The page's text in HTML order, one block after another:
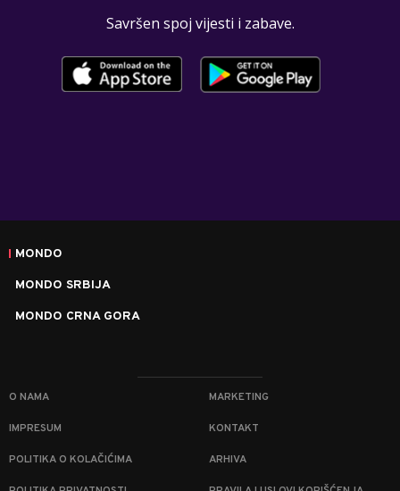
Savršen spoj vijesti i zabave.
MONDO
MONDO SRBIJA
MONDO CRNA GORA
O NAMA MARKETING
IMPRESUM KONTAKT
POLITIKA O KOLAČIĆIMA ARHIVA